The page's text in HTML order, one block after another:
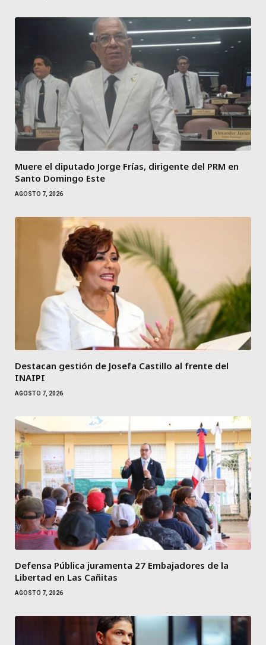
Muere el diputado Jorge Frías, dirigente del PRM en
Santo Domingo Este
AGOSTO 7, 2026
Destacan gestión de Josefa Castillo al frente del
INAIPI
AGOSTO 7, 2026
Defensa Pública juramenta 27 Embajadores de la
Libertad en Las Cañitas
AGOSTO 7, 2026